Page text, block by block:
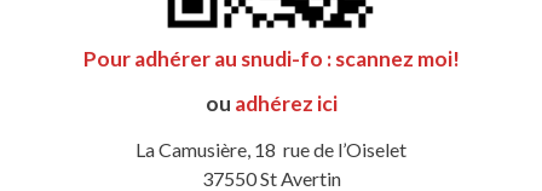
Pour adhérer au snudi-fo : scannez moi!
ou adhérez ici
La Camusière, 18 rue de l’Oiselet
37550 St Avertin